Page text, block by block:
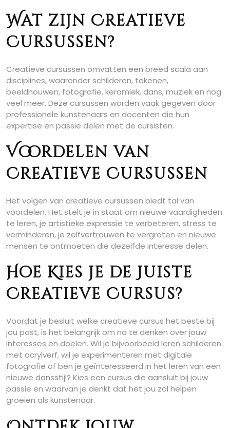
Wat zijn Creatieve
Cursussen?
Creatieve cursussen omvatten een breed scala aan
disciplines, waaronder schilderen, tekenen,
beeldhouwen, fotografie, keramiek, dans, muziek en nog
veel meer. Deze cursussen worden vaak gegeven door
professionele kunstenaars en docenten die hun
expertise en passie delen met de cursisten.
Voordelen van
Creatieve Cursussen
Het volgen van creatieve cursussen biedt tal van
voordelen. Het stelt je in staat om nieuwe vaardigheden
te leren, je artistieke expressie te verbeteren, stress te
verminderen, je zelfvertrouwen te vergroten en nieuwe
mensen te ontmoeten die dezelfde interesse delen.
Hoe Kies je de Juiste
Creatieve Cursus?
Voordat je besluit welke creatieve cursus het beste bij
jou past, is het belangrijk om na te denken over jouw
interesses en doelen. Wil je bijvoorbeeld leren schilderen
met acrylverf, wil je experimenteren met digitale
fotografie of ben je geïnteresseerd in het leren van een
nieuwe dansstijl? Kies een cursus die aansluit bij jouw
passie en waarvan je denkt dat het jou zal helpen
groeien als kunstenaar.